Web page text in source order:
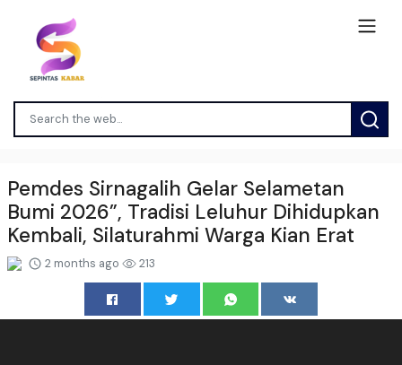
Pemdes Sirnagalih Gelar Selametan
Bumi 2026”, Tradisi Leluhur Dihidupkan
Kembali, Silaturahmi Warga Kian Erat
2 months ago 213